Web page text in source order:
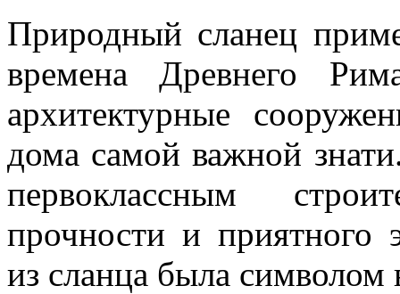
Природный сланец
времена Древнего
архитектурные
дома самой важной
первоклассным
прочности и приятного
из сланца была символом